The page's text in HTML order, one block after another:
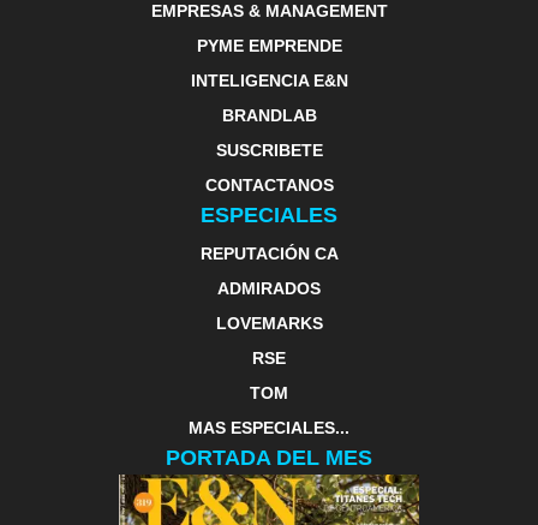
EMPRESAS & MANAGEMENT
PYME EMPRENDE
INTELIGENCIA E&N
BRANDLAB
SUSCRIBETE
CONTACTANOS
ESPECIALES
REPUTACIÓN CA
ADMIRADOS
LOVEMARKS
RSE
TOM
MAS ESPECIALES...
PORTADA DEL MES